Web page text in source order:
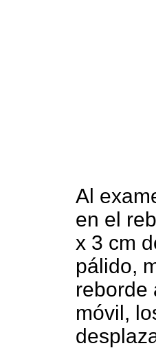
Al
en el
x 3 cm
pálido,
reborde
móvil,